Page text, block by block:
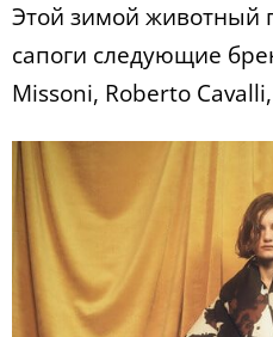
Этой зимой животный
сапоги следующие
Missoni, Roberto